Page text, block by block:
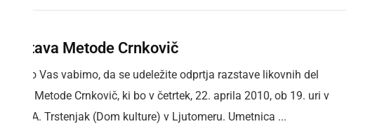
Razstava Metode Crnkovič
Prijazno Vas vabimo, da se udeležite odprtja razstave likovnih del
kiparke Metode Crnkovič, ki bo v četrtek, 22. aprila 2010, ob 19. uri v
galeriji A. Trstenjak (Dom kulture) v Ljutomeru. Umetnica ...